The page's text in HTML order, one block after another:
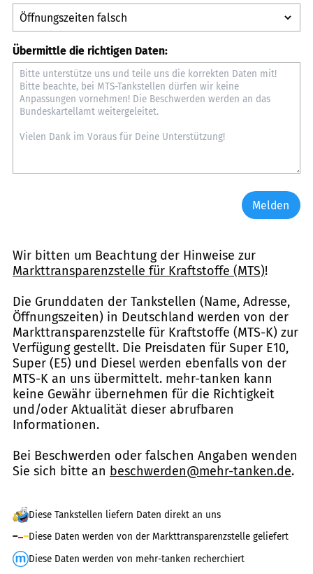
Übermittle die richtigen Daten:
Melden
Wir bitten um Beachtung der Hinweise zur
Markttransparenzstelle für Kraftstoffe (MTS)!
Die Grunddaten der Tankstellen (Name, Adresse,
Öffnungszeiten) in Deutschland werden von der
Markttransparenzstelle für Kraftstoffe (MTS-K) zur
Verfügung gestellt. Die Preisdaten für Super E10,
Super (E5) und Diesel werden ebenfalls von der
MTS-K an uns übermittelt. mehr-tanken kann
keine Gewähr übernehmen für die Richtigkeit
und/oder Aktualität dieser abrufbaren
Informationen.
Bei Beschwerden oder falschen Angaben wenden
Sie sich bitte an beschwerden@mehr-tanken.de.
Diese Tankstellen liefern Daten direkt an uns
Diese Daten werden von der Markttransparenzstelle geliefert
Diese Daten werden von mehr-tanken recherchiert